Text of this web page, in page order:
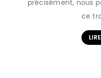
précisément, nous
ce